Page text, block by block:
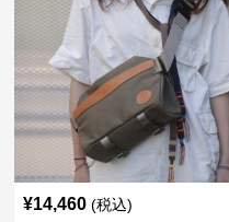
¥14,460 (税込)